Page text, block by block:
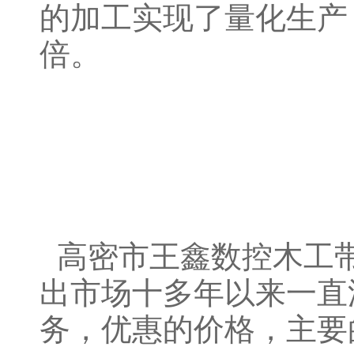
的加工实现了量化生
倍。
高密市王鑫数控木工
出市场十多年以来一
务，优惠的价格，主